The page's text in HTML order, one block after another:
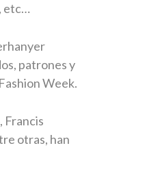
etc…
patrones y
Week.
Francis
otras, han